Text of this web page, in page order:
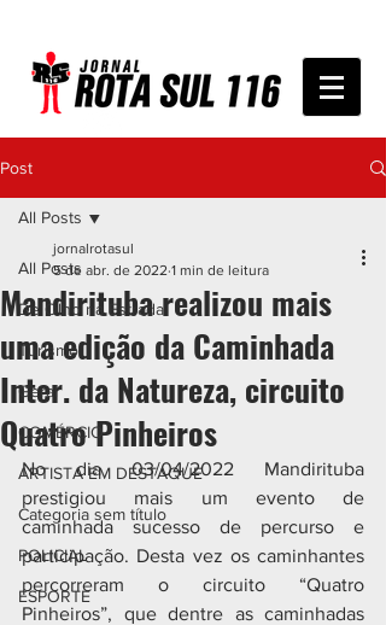
Post
All Posts
De Olho na Estrada
Turismo
Geral
COMÉRCIO
ARTISTA EM DESTAQUE
Categoria sem título
POLICIAL
ESPORTE
All Posts
Mandirituba realizou mais
uma edição da Caminhada
Inter. da Natureza, circuito
Quatro Pinheiros
jornalrotasul
5 de abr. de 2022 1 min de leitura
No dia 03/04/2022 Mandirituba
prestigiou mais um evento de
caminhada sucesso de percurso e
participação. Desta vez os caminhantes
percorreram o circuito “Quatro
Pinheiros”, que dentre as caminhadas